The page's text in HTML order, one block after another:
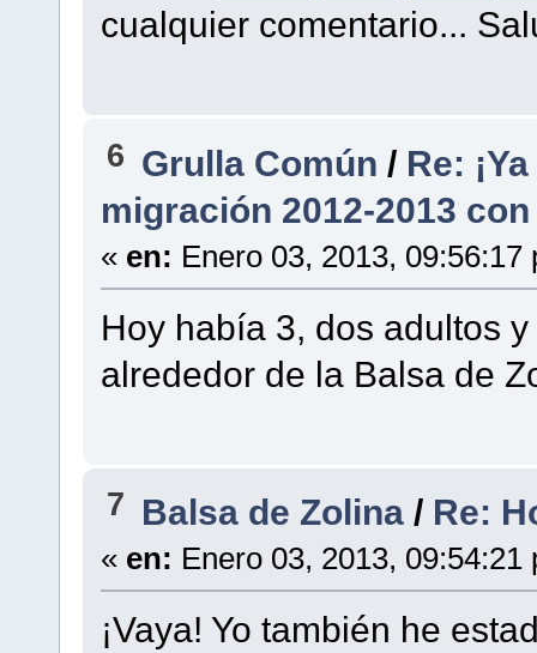
cualquier comentario...
6 Grulla Común / Re:
migración 2012-2013
« en: Enero 03, 2013, 09:56:17
Hoy había 3, dos adultos
alrededor de la Balsa de
7 Balsa de Zolina / Re:
« en: Enero 03, 2013, 09:54:21
¡Vaya! Yo también he